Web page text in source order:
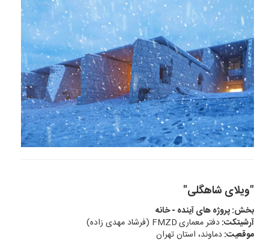
"ویلای شاهگلی"
بخش: پروژه های آینده - خانه
آرشیتکت:دفتر معماریFMZD (فرشاد مهدی زاده)
موقعیت:دماوند، استان تهران